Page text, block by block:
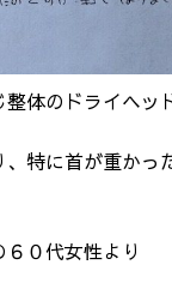
整体のドライヘッ
、特に首が重かっ
０代女性より